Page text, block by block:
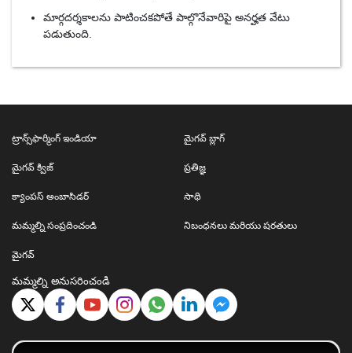
మార్గదర్శకాలను పాటించకపోతే పాల్గొనేవారిపై అనర్హత వేటు
పడుతుంది.
ట్రాన్స్‌ఫార్మింగ్ ఇండియా మైగవ్ బ్లాగ్
మైగవ్ క్విజ్ ప్రతిజ్ఞ
క్యాంపస్ అంబాసిడర్ సాథి
మమ్మల్ని సంప్రదించండి నిబంధనలు మరియు షరతులు
మైగవ్
మమ్మల్ని అనుసరించండి